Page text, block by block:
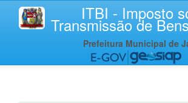
ITBI - Imposto
Transmissão de
Prefeitura Municipal de